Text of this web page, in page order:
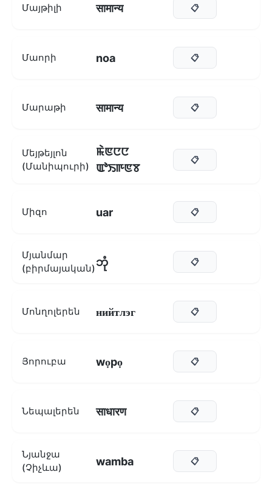
Մայթիլի सामान्य 📋
Մաորի noa 📋
Մարաթի सामान्य 📋
Մեյթեյլոն
(Մանիպուրի)
ꯃꯥꯟꯅꯅ
ꯑꯣꯏꯒꯟꯕ
📋
Միզո uar 📋
Մյանմար
(բիրմայական)ဘုံ 📋
Մոնղոլերեն нийтлэг 📋
Յորուբա wọpọ 📋
Նեպալերեն साधारण 📋
Նյանջա
(Չիչևա)
wamba 📋